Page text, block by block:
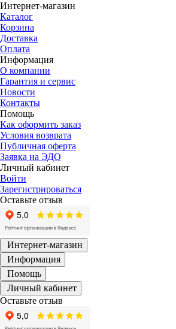
Интернет-магазин
Каталог
Корзина
Доставка
Оплата
Информация
О компании
Гарантия и сервис
Новости
Контакты
Помощь
Как оформить заказ
Условия возврата
Публичная оферта
Заявка на ЭДО
Личный кабинет
Войти
Зарегистрироваться
Оставьте отзыв
Интернет-магазин
Информация
Помощь
Личный кабинет
Оставьте отзыв